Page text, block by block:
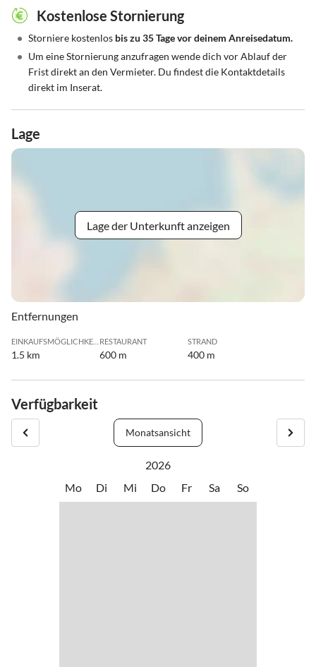
Kostenlose Stornierung
• Storniere kostenlos bis zu 35 Tage vor deinem Anreisedatum.
• Um eine Stornierung anzufragen wende dich vor Ablauf der
Frist direkt an den Vermieter. Du findest die Kontaktdetails
direkt im Inserat.
Lage
Lage der Unterkunft anzeigen
Entfernungen
1.5 km
RESTAURANT
600 m
STRAND
400 m
Verfügbarkeit
Monatsansicht
2026
Mo
Di Mi Do Fr Sa So